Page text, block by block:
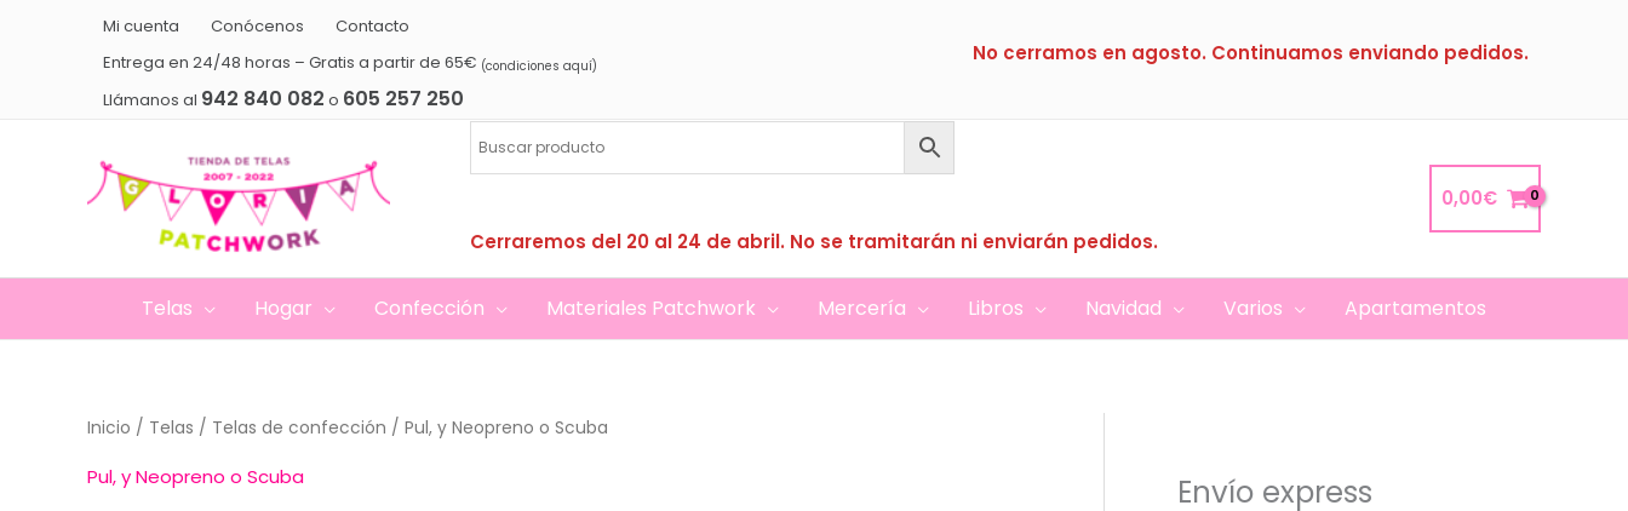
Mi cuenta Conócenos
Contacto
Entrega en 24/48 horas – Gratis a partir de 65€ (condiciones aquí)
Llámanos al 942 840 082 o 605 257 250
No cerramos en agosto. Continuamos enviando pedidos.
Cerraremos del 20 al 24 de abril. No se tramitarán ni enviarán pedidos.
0,00€
Telas Hogar Confección Materiales Patchwork Mercería Libros Navidad Varios Apartamentos
Inicio / Telas / Telas de confección / Pul, y Neopreno o Scuba
Pul, y Neopreno o Scuba
Envío express